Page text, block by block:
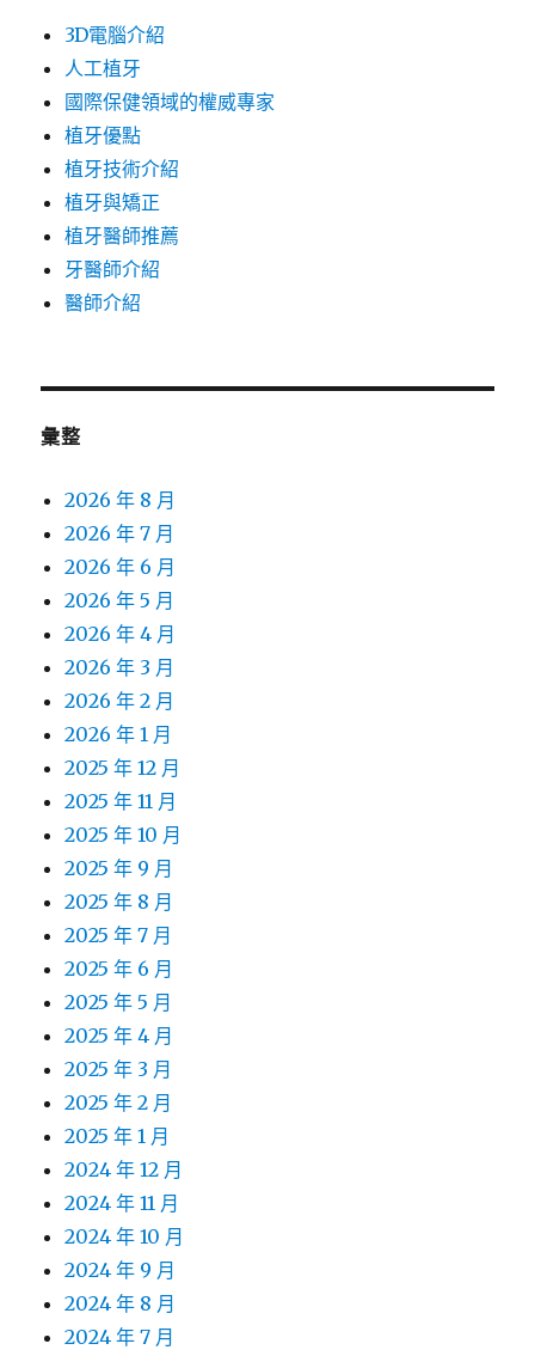
3D電腦介紹
人工植牙
國際保健領域的權威專家
植牙優點
植牙技術介紹
植牙與矯正
植牙醫師推薦
牙醫師介紹
醫師介紹
彙整
2026 年 8 月
2026 年 7 月
2026 年 6 月
2026 年 5 月
2026 年 4 月
2026 年 3 月
2026 年 2 月
2026 年 1 月
2025 年 12 月
2025 年 11 月
2025 年 10 月
2025 年 9 月
2025 年 8 月
2025 年 7 月
2025 年 6 月
2025 年 5 月
2025 年 4 月
2025 年 3 月
2025 年 2 月
2025 年 1 月
2024 年 12 月
2024 年 11 月
2024 年 10 月
2024 年 9 月
2024 年 8 月
2024 年 7 月